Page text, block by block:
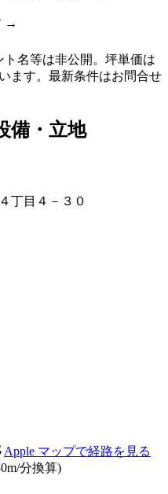
→
名等は非公開。坪単価は
ます。最新条件はお問合せ
備・立地
丁目４－３０
Apple マップで経路を見る
分換算)